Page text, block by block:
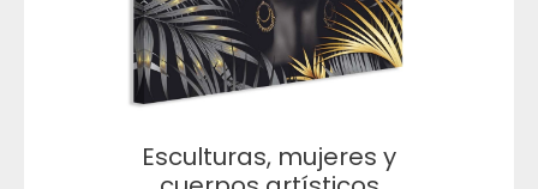
Esculturas, mujeres y